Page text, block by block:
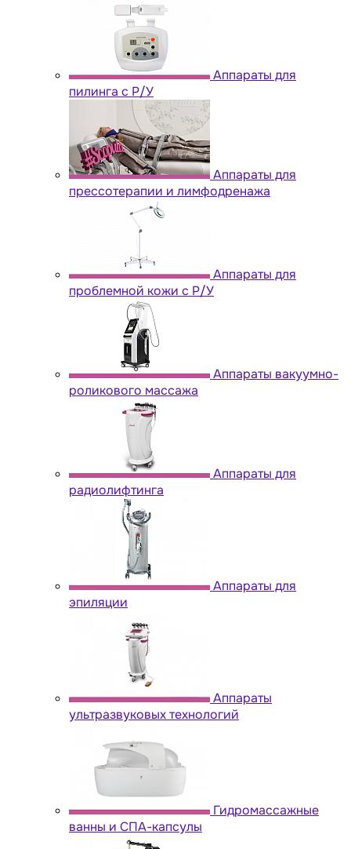
Аппараты для
пилинга с Р/У
Аппараты для
прессотерапии и лимфодренажа
Аппараты для
проблемной кожи с Р/У
Аппараты вакуумно-
роликового массажа
Аппараты для
радиолифтинга
Аппараты для
эпиляции
Аппараты
ультразвуковых технологий
Гидромассажные
ванны и СПА-капсулы